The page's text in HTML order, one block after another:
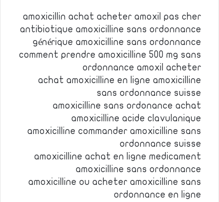
amoxicillin achat acheter amoxil pas cher
antibiotique amoxicilline sans ordonnance
générique amoxicilline sans ordonnance
comment prendre amoxicilline 500 mg sans
ordonnance amoxil acheter
achat amoxicilline en ligne amoxicilline
sans ordonnance suisse
amoxicilline sans ordonance achat
amoxicilline acide clavulanique
amoxicilline commander amoxicilline sans
ordonnance suisse
amoxicilline achat en ligne medicament
amoxicilline sans ordonnance
amoxicilline ou acheter amoxicilline sans
ordonnance en ligne